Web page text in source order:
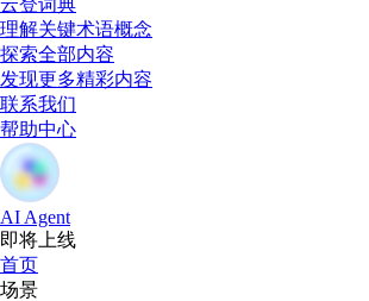
云登词典
理解关键术语概念
探索全部内容
发现更多精彩内容
联系我们
帮助中心
AI Agent
即将上线
首页
场景